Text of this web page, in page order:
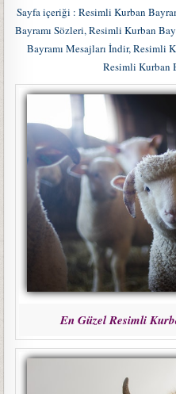
Sayfa içeriği : Resimli Kurban
Bayramı Sözleri, Resimli Kurban
Bayramı Mesajları İndir, Resimli
Resimli Kurban
En Güzel Resimli